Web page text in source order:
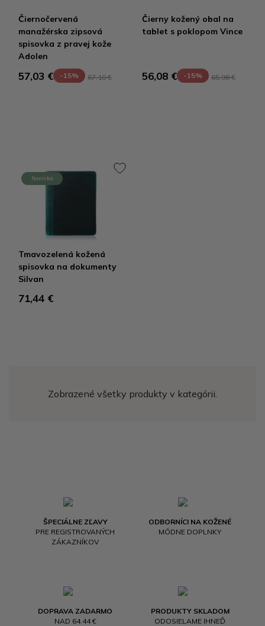
Čiernočervená
manažérska zipsová
spisovka z pravej kože
Adolen
57,03 € -15% 67,10 €
Čierny kožený obal na
tablet s poklopom Vince
56,08 € -15% 65,98 €
Novinka
Tmavozelená kožená
spisovka na dokumenty
Silvan
71,44 €
Zobrazené všetky produkty v kategórii.
ŠPECIÁLNE ZĽAVY
PRE REGISTROVANÝCH
ZÁKAZNÍKOV
ODBORNÍCI NA KOŽENÉ
MÓDNE DOPLNKY
DOPRAVA ZADARMO
NAD 64.44 €
PRODUKTY SKLADOM
ODOSIELAME IHNEĎ